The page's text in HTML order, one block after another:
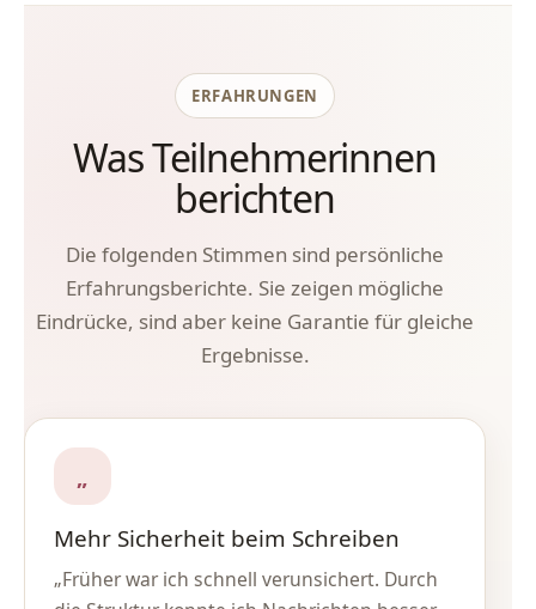
ERFAHRUNGEN
Was Teilnehmerinnen
berichten
Die folgenden Stimmen sind persönliche
Erfahrungsberichte. Sie zeigen mögliche
Eindrücke, sind aber keine Garantie für gleiche
Ergebnisse.
„
Mehr Sicherheit beim Schreiben
„Früher war ich schnell verunsichert. Durch